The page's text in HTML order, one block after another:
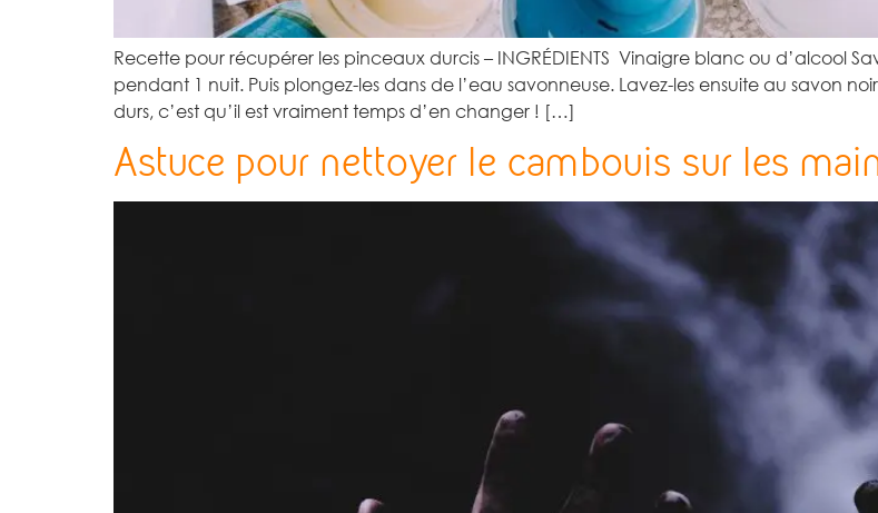
Recette pour récupérer les pinceaux durcis – INGRÉDIENTS Vinaigre blanc ou d’alcool
pendant 1 nuit. Puis plongez-les dans de l’eau savonneuse. Lavez-les ensuite au savon
durs, c’est qu’il est vraiment temps d’en changer ! […]
Astuce pour nettoyer le cambouis sur les